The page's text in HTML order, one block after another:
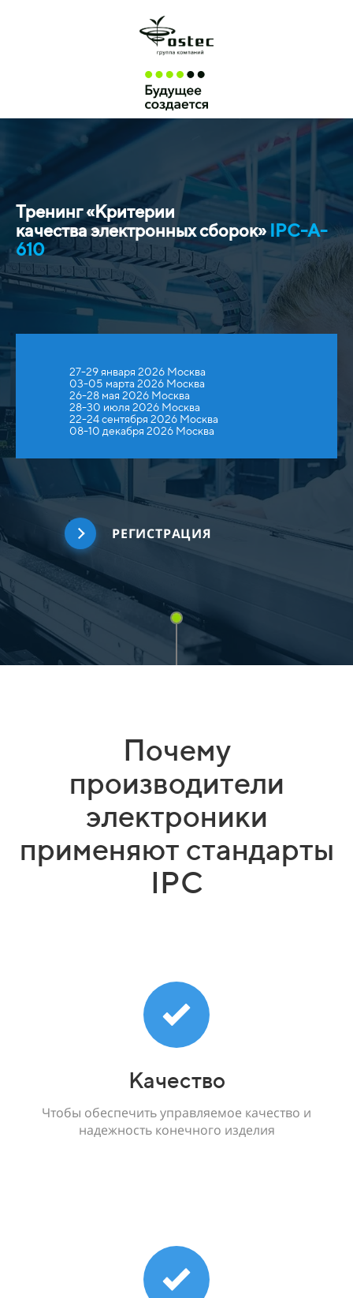
Тренинг «Критерии
качестваэлектронных сборок» IPC-A-
610
27-29 января 2026 Москва
03-05 марта 2026 Москва
26-28 мая 2026 Москва
28-30 июля 2026 Москва
22-24 сентября 2026 Москва
08-10 декабря 2026 Москва
РЕГИСТРАЦИЯ
Почему
производители
электроники
применяют стандарты
IPC
Качество
Чтобы обеспечить управляемое качество и
надежность конечного изделия